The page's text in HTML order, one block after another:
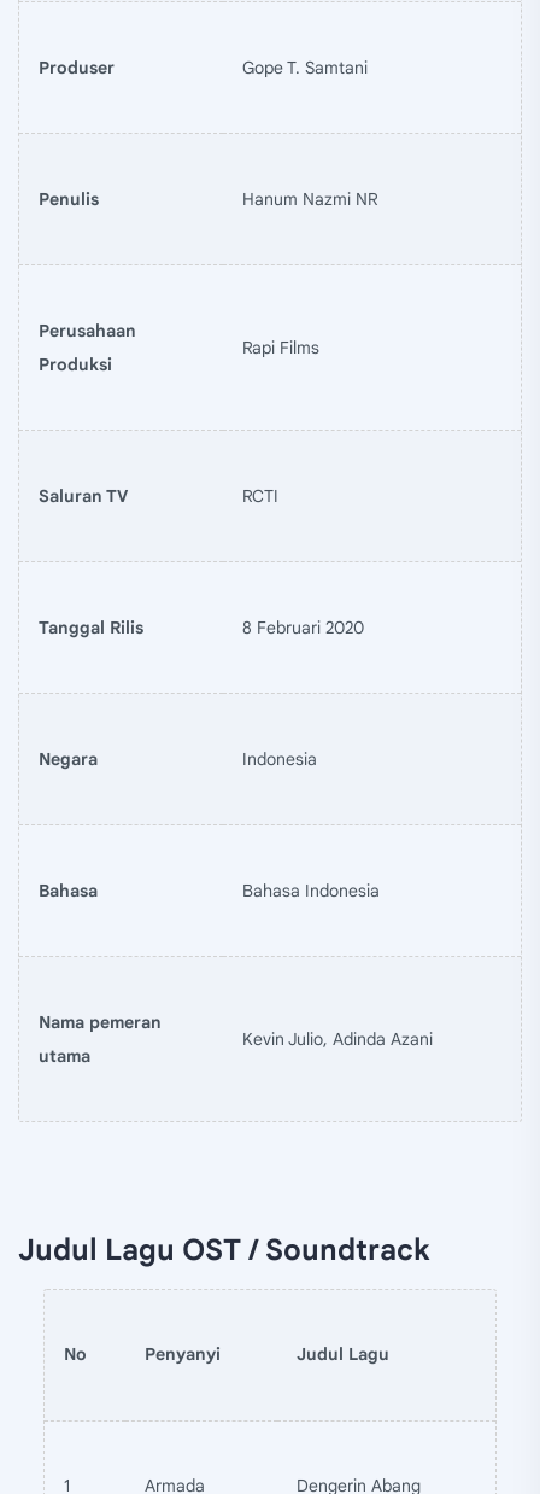
Produser Gope T. Samtani
Penulis Hanum Nazmi NR
Perusahaan
Produksi
Rapi Films
Saluran TV RCTI
Tanggal Rilis 8 Februari 2020
Negara Indonesia
Bahasa Bahasa Indonesia
Nama pemeran
utama
Kevin Julio, Adinda Azani
Judul Lagu OST / Soundtrack
No Penyanyi Judul Lagu
1 Armada Dengerin Abang